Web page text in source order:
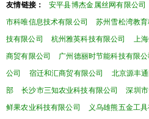
友情链接： 安平县博杰金属丝网有限公司
市科唯信息技术有限公司
苏州雪松湾教
技有限公司
杭州雅英科技有限公司 上
商贸有限公司
广州德丽时节能科技有限公
公司
宿迁和汇商贸有限公司
北京源丰
部
长沙市三知农业科技有限公司 深圳
鲜果农业科技有限公司
义乌雄熊五金工具